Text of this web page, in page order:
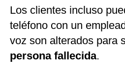
Los clientes incluso
teléfono con un
voz son alterados para
persona fallecida.